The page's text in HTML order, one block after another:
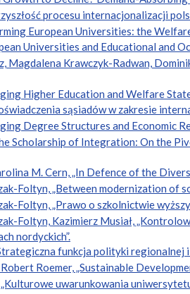
procesu internacjonalizacji
European Universities: the
Universities and Educational and
Magdalena Krawczyk-Radwan,
Higher Education and Welfare
sąsiadów w zakresie
Degree Structures and Economic
Scholarship of Integration: On the
M. Cern, „In Defence of the
Foltyn, „Between modernization of
Foltyn, „Prawo o szkolnictwie
Foltyn, Kazimierz Musiał,
nordyckich”.
funkcja polityki regionalnej
Roemer, „Sustainable
uwarunkowania